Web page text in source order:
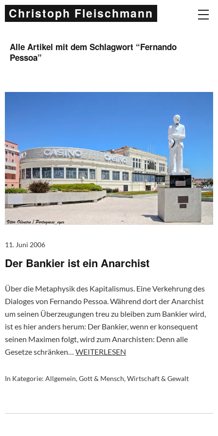
Christoph Fleischmann
Alle Artikel mit dem Schlagwort “Fernando
Pessoa”
11. Juni 2006
Der Bankier ist ein Anarchist
Über die Metaphysik des Kapitalismus. Eine Verkehrung des
Dialoges von Fernando Pessoa. Während dort der Anarchist
um seinen Überzeugungen treu zu bleiben zum Bankier wird,
ist es hier anders herum: Der Bankier, wenn er konsequent
seinen Maximen folgt, wird zum Anarchisten: Denn alle
Gesetze schränken… WEITERLESEN
In Kategorie: Allgemein,Gott & Mensch,Wirtschaft & Gewalt